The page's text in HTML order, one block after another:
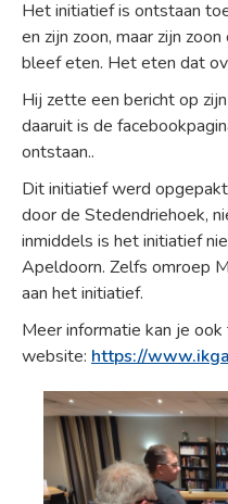
Het initiatief is ontstaan
en zijn zoon, maar zijn
bleef eten. Het eten dat
Hij zette een bericht op
daaruit is de
ontstaan..
Dit initiatief werd
door de Stedendriehoek,
inmiddels is het initiatief
Apeldoorn. Zelfs omroep
aan het initiatief.
Meer informatie kan je
website: https://